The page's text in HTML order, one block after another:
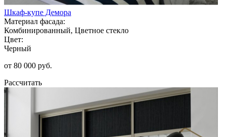
Шкаф-купе Демора
Материал фасада:
Комбинированный, Цветное стекло
Цвет:
Черный
от 80 000 руб.
Рассчитать